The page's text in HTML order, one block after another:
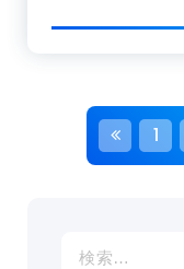
投
稿
1